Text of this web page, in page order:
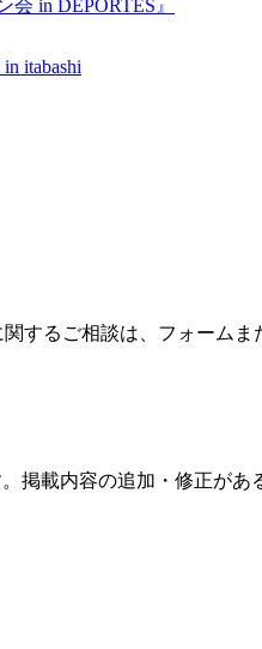
in DEPORTES』
itabashi
するご相談は、フォームま
載内容の追加・修正があ